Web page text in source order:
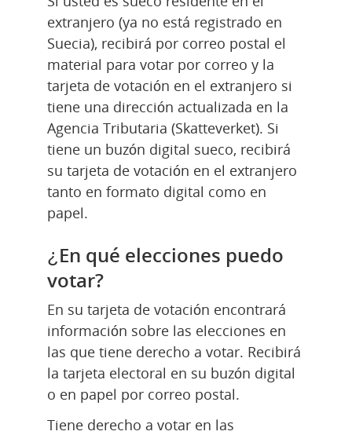
extranjero (ya no está registrado en
Suecia), recibirá por correo postal el
material para votar por correo y la
tarjeta de votación en el extranjero si
tiene una dirección actualizada en la
Agencia Tributaria (Skatteverket). Si
tiene un buzón digital sueco, recibirá
su tarjeta de votación en el extranjero
tanto en formato digital como en
papel.
¿En qué elecciones puedo
votar?
En su tarjeta de votación encontrará
información sobre las elecciones en
las que tiene derecho a votar. Recibirá
la tarjeta electoral en su buzón digital
o en papel por correo postal.
Tiene derecho a votar en las